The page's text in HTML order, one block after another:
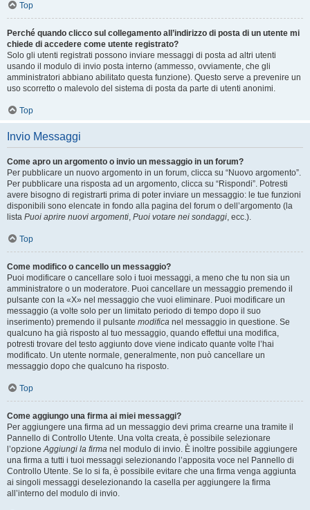
Top
Perché quando clicco sul collegamento all’indirizzo di posta di un utente mi
chiede di accedere come utente registrato?
Solo gli utenti registrati possono inviare messaggi di posta ad altri utenti
usando il modulo di invio posta interno (ammesso, ovviamente, che gli
amministratori abbiano abilitato questa funzione). Questo serve a prevenire un
uso scorretto o malevolo del sistema di posta da parte di utenti anonimi.
Top
Invio Messaggi
Come apro un argomento o invio un messaggio in un forum?
Per pubblicare un nuovo argomento in un forum, clicca su “Nuovo argomento”.
Per pubblicare una risposta ad un argomento, clicca su “Rispondi”. Potresti
avere bisogno di registrarti prima di poter inviare un messaggio: le tue funzioni
disponibili sono elencate in fondo alla pagina del forum o dell’argomento (la
lista Puoi aprire nuovi argomenti, Puoi votare nei sondaggi, ecc.).
Top
Come modifico o cancello un messaggio?
Puoi modificare o cancellare solo i tuoi messaggi, a meno che tu non sia un
amministratore o un moderatore. Puoi cancellare un messaggio premendo il
pulsante con la «X» nel messaggio che vuoi eliminare. Puoi modificare un
messaggio (a volte solo per un limitato periodo di tempo dopo il suo
inserimento) premendo il pulsante modifica nel messaggio in questione. Se
qualcuno ha già risposto al tuo messaggio, quando effettui una modifica,
potresti trovare del testo aggiunto dove viene indicato quante volte l’hai
modificato. Un utente normale, generalmente, non può cancellare un
messaggio dopo che qualcuno ha risposto.
Top
Come aggiungo una firma ai miei messaggi?
Per aggiungere una firma ad un messaggio devi prima crearne una tramite il
Pannello di Controllo Utente. Una volta creata, è possibile selezionare
l’opzioneAggiungi la firma nel modulo di invio. È inoltre possibile aggiungere
una firma a tutti i tuoi messaggi selezionando l’apposita voce nel Pannello di
Controllo Utente. Se lo si fa, è possibile evitare che una firma venga aggiunta
ai singoli messaggi deselezionando la casella per aggiungere la firma
all’interno del modulo di invio.